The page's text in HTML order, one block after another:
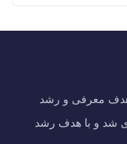
تاسیس شد با هدف معرفی و رشد
شد و با هدف رشد